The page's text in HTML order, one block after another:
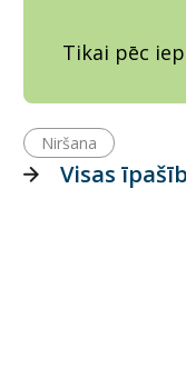
Tikai pēc
Niršana
Visas